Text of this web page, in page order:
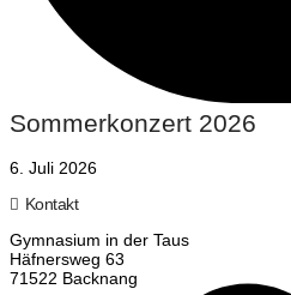
Sommerkonzert 2026
6. Juli 2026
Kontakt
Gym­na­si­um in der Taus
Häf­ners­weg 63
71522 Backnang